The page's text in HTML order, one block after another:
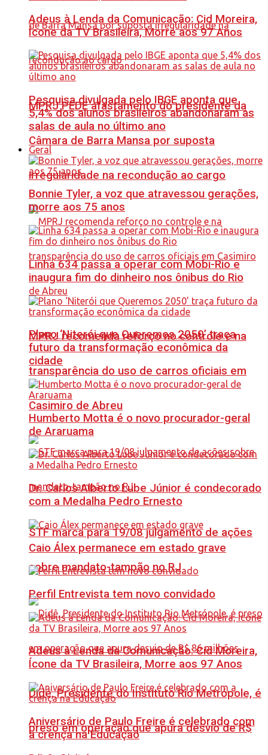
MPRJ PEDE afastamento do presidente da
Câmara de Barra Mansa por suposta
irregularidade na recondução ao cargo
MPRJ recomenda reforço no controle e na
transparência do uso de carros oficiais em
Casimiro de Abreu
STF marca para 19/08 julgamento de ações
sobre mandato-tampão no RJ
Didê, Presidente do Instituto Rio Metrópole, é
preso em operação que apura desvio de R$
Adeus à Lenda da Comunicação: Cid Moreira,
Ícone da TV Brasileira, Morre aos 97 Anos
Pesquisa divulgada pelo IBGE aponta que
5,4% dos alunos brasileiros abandonaram as
salas de aula no último ano
Geral
Bonnie Tyler, a voz que atravessou gerações,
morre aos 75 anos
Linha 634 passa a operar com Mobi-Rio e
inaugura fim do dinheiro nos ônibus do Rio
Plano ‘Niterói que Queremos 2050’ traça
futuro da transformação econômica da
cidade
Humberto Motta é o novo procurador-geral
de Araruama
Dr. Carlos Alberto Lube Júnior é condecorado
com a Medalha Pedro Ernesto
Caio Álex permanece em estado grave
Perfil Entrevista tem novo convidado
Adeus à Lenda da Comunicação: Cid Moreira,
Ícone da TV Brasileira, Morre aos 97 Anos
Aniversário de Paulo Freire é celebrado com
a crença na Educação